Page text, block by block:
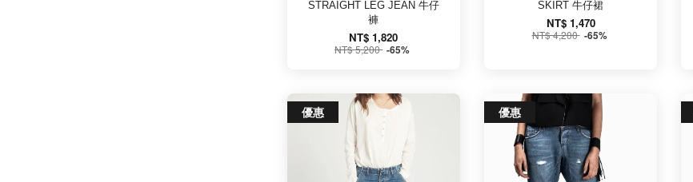
STRAIGHT LEG JEAN 牛仔
褲
NT$ 1,820
NT$ 5,200 -65%
SKIRT 牛仔裙
NT$ 1,470
NT$ 4,200 -65%
優惠 優惠